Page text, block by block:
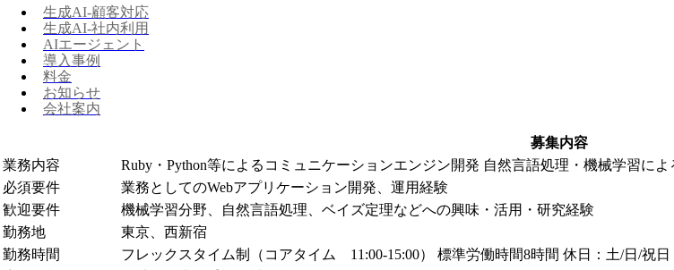
生成AI-顧客対応
生成AI-社内利用
AIエージェント
導入事例
料金
お知らせ
会社案内
募集内容
業務内容
Ruby・Python等によるコミュニケーションエンジン開発 自然言語処理・機械学習に
必須要件
業務としてのWebアプリケーション開発、運用経験
歓迎要件
機械学習分野、自然言語処理、ベイズ定理などへの興味・活用・研究経験
勤務地
東京、西新宿
勤務時間
フレックスタイム制（コアタイム 11:00-15:00） 標準労働時間8時間 休日：土/日/祝日